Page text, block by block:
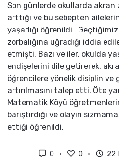
Son günlerde okullarda akran
arttığı ve bu sebepten
yaşadığı öğrenildi.
zorbalığına uğradığı iddia
etmişti. Bazı veliler, okulda
endişelerini dile getirerek,
öğrencilere yönelik disiplin ve
artırılmasını talep etti. Öte
Matematik Köyü
barıştırdığı ve olayın
ettiği öğrenildi.
0 0 22